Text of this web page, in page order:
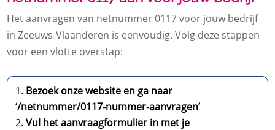
Het aanvragen van netnummer 0117 voor jouw bedrijf
in Zeeuws-Vlaanderen is eenvoudig. Volg deze stappen
voor een vlotte overstap:
Bezoek onze website en ga naar
‘/netnummer/0117-nummer-aanvragen’
Vul het aanvraagformulier in met je